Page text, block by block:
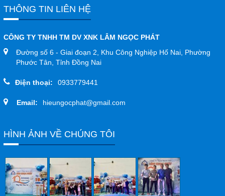
THÔNG TIN LIÊN HỆ
CÔNG TY TNHH TM DV XNK LÂM NGỌC PHÁT
Đường số 6 - Giai đoạn 2, Khu Công Nghiệp Hố Nai, Phường
Phước Tân, Tỉnh Đồng Nai
Điện thoại: 0933779441
Email: hieungocphat@gmail.com
HÌNH ẢNH VỀ CHÚNG TÔI